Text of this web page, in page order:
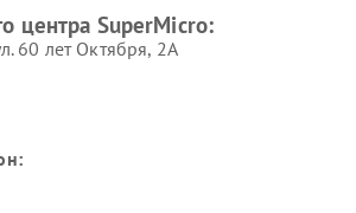
центра SuperMicro:
60 лет Октября, 2А